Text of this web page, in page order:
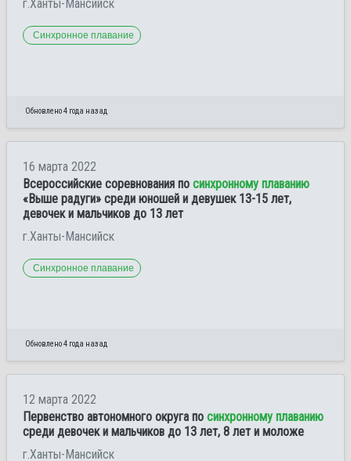
г.Ханты-Мансийск
Синхронное плавание
Обновлено 4 года назад
16 марта 2022
Всероссийские соревнования по синхронному плаванию
«Выше радуги» среди юношей и девушек 13-15 лет,
девочек и мальчиков до 13 лет
г.Ханты-Мансийск
Синхронное плавание
Обновлено 4 года назад
12 марта 2022
Первенство автономного округа по синхронному плаванию
среди девочек и мальчиков до 13 лет, 8 лет и моложе
г.Ханты-Мансийск